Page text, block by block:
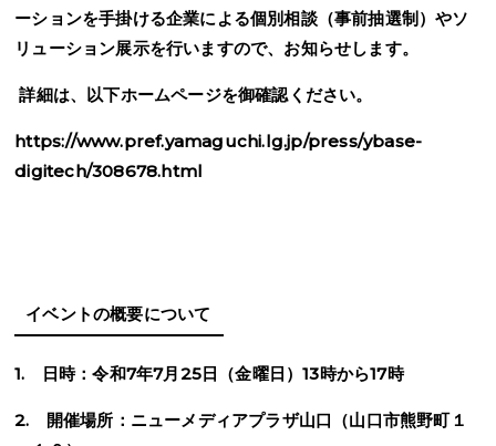
ーションを手掛ける企業による個別相談（事前抽選制）やソ
リューション展示を行いますので、お知らせします。
詳細は、以下ホームページを御確認ください。
https://www.pref.yamaguchi.lg.jp/press/ybase-
digitech/308678.html
イベントの概要について
1. 日時：令和7年7月25日（金曜日）13時から17時
2. 開催場所：ニューメディアプラザ山口（山口市熊野町１